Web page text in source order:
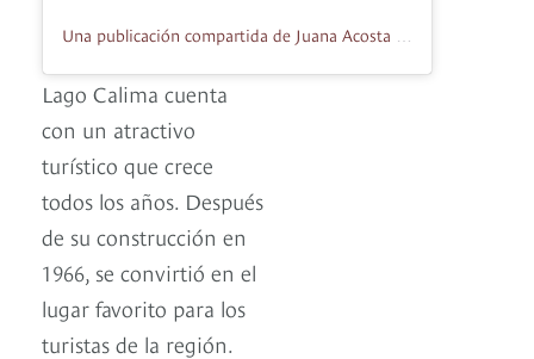
Lago Calima cuenta
con un atractivo
turístico que crece
todos los años. Después
de su construcción en
1966, se convirtió en el
lugar favorito para los
turistas de la región.